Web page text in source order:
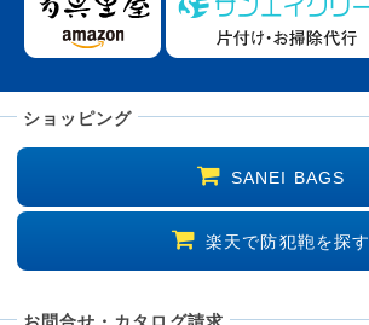
ショッピング
SANEI BAGS
楽天で防犯鞄を探す
お問合せ・カタログ請求